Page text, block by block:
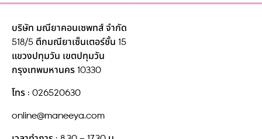
Contact us
บริษัท มณียาคอนเซพทส์ จำกัด
518/5 ตึกมณียาเซ็นเตอร์ชั้น 15
แขวงปทุมวัน เขตปทุมวัน
กรุงเทพมหานคร 10330
โทร : 026520630
online@maneeya.com